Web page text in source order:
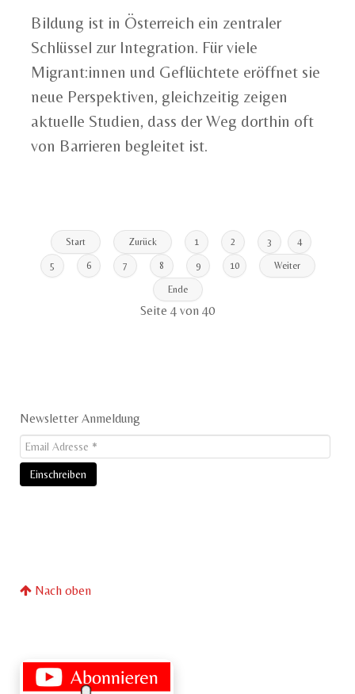
Bildung ist in Österreich ein zentraler
Schlüssel zur Integration. Für viele
Migrant:innen und Geflüchtete eröffnet sie
neue Perspektiven, gleichzeitig zeigen
aktuelle Studien, dass der Weg dorthin oft
von Barrieren begleitet ist.
Start Zurück 1 2 3 4
5 6 7 8 9 10 Weiter
Ende
Seite 4 von 40
Newsletter Anmeldung
Nach oben